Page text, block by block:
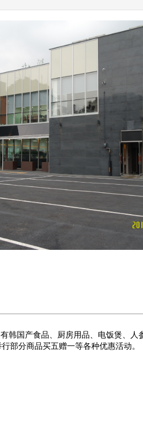
韩国产食品、厨房用品、电饭煲、
部分商品买五赠一等各种优惠活动。